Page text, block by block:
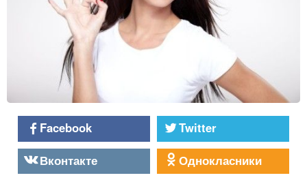
Facebook
Twitter
Вконтакте
Однокласники